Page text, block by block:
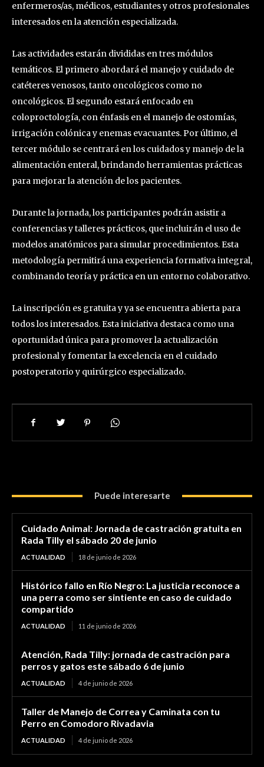
enfermeros/as, médicos, estudiantes y otros profesionales
interesados en la atención especializada.
Las actividades estarán divididas en tres módulos
temáticos. El primero abordará el manejo y cuidado de
catéteres venosos, tanto oncológicos como no
oncológicos. El segundo estará enfocado en
coloproctología, con énfasis en el manejo de ostomías,
irrigación colónica y enemas evacuantes. Por último, el
tercer módulo se centrará en los cuidados y manejo de la
alimentación enteral, brindando herramientas prácticas
para mejorar la atención de los pacientes.
Durante la jornada, los participantes podrán asistir a
conferencias y talleres prácticos, que incluirán el uso de
modelos anatómicos para simular procedimientos. Esta
metodología permitirá una experiencia formativa integral,
combinando teoría y práctica en un entorno colaborativo.
La inscripción es gratuita y ya se encuentra abierta para
todos los interesados. Esta iniciativa destaca como una
oportunidad única para promover la actualización
profesional y fomentar la excelencia en el cuidado
postoperatorio y quirúrgico especializado.
Puede interesarte
Cuidado Animal: Jornada de castración gratuita en
Rada Tilly el sábado 20 de junio
ACTUALIDAD 18 de junio de 2026
Histórico fallo en Río Negro: La justicia reconoce a
una perra como ser sintiente en caso de cuidado
compartido
ACTUALIDAD 11 de junio de 2026
Atención, Rada Tilly: jornada de castración para
perros y gatos este sábado 6 de junio
ACTUALIDAD 4 de junio de 2026
Taller de Manejo de Correa y Caminata con tu
Perro en Comodoro Rivadavia
ACTUALIDAD 4 de junio de 2026